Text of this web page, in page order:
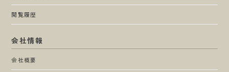
閲覧履歴
会社情報
会社概要